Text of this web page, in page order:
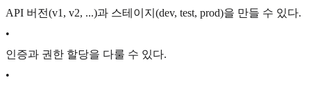
API 버전(v1, v2, ...)과 스테이지(dev, test, prod)을 만들 수 있다.
•
인증과 권한 할당을 다룰 수 있다.
•